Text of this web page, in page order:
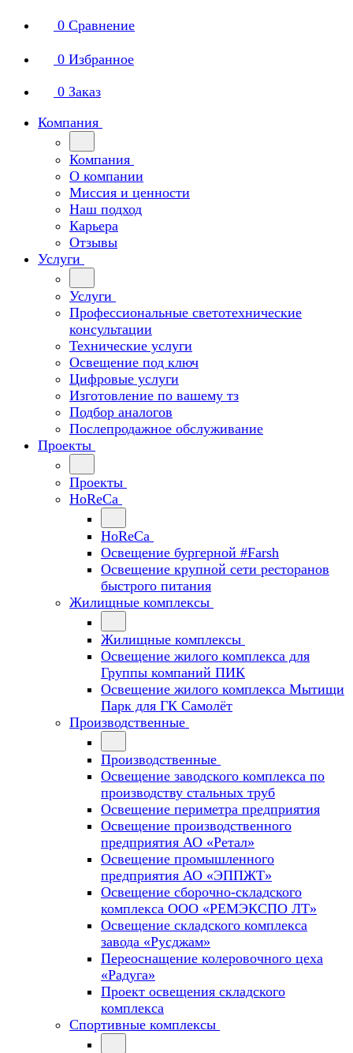
0 Сравнение
0 Избранное
0 Заказ
Компания
Компания
О компании
Миссия и ценности
Наш подход
Карьера
Отзывы
Услуги
Услуги
Профессиональные светотехнические
консультации
Технические услуги
Освещение под ключ
Цифровые услуги
Изготовление по вашему тз
Подбор аналогов
Послепродажное обслуживание
Проекты
Проекты
HoReCa
HoReCa
Освещение бургерной #Farsh
Освещение крупной сети ресторанов
быстрого питания
Жилищные комплексы
Жилищные комплексы
Освещение жилого комплекса для
Группы компаний ПИК
Освещение жилого комплекса Мытищи
Парк для ГК Самолёт
Производственные
Производственные
Освещение заводского комплекса по
производству стальных труб
Освещение периметра предприятия
Освещение производственного
предприятия АО «Ретал»
Освещение промышленного
предприятия АО «ЭППЖТ»
Освещение сборочно-складского
комплекса ООО «РЕМЭКСПО ЛТ»
Освещение складского комплекса
завода «Русджам»
Переоснащение колеровочного цеха
«Радуга»
Проект освещения складского
комплекса
Спортивные комплексы